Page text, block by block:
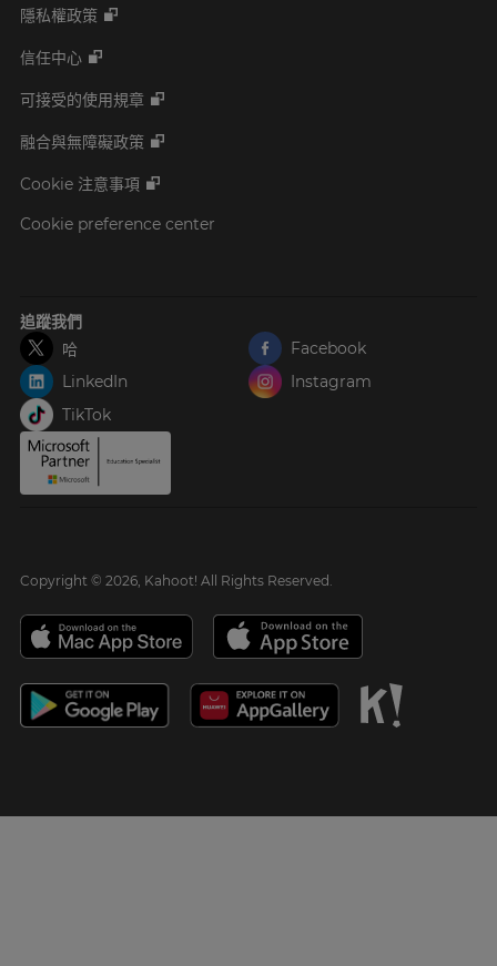
隱私權政策
信任中心
可接受的使用規章
融合與無障礙政策
Cookie 注意事項
Cookie preference center
追蹤我們
哈
Facebook
LinkedIn
Instagram
TikTok
Copyright © 2026, Kahoot! All Rights Reserved.